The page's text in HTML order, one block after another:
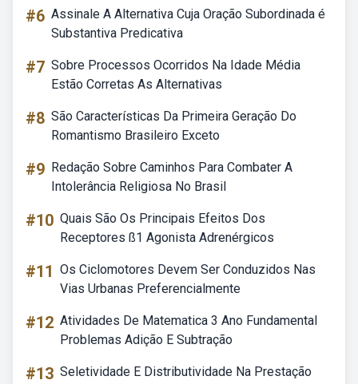
#6 Assinale A Alternativa Cuja Oração Subordinada é
Substantiva Predicativa
#7 Sobre Processos Ocorridos Na Idade Média
Estão Corretas As Alternativas
#8 São Características Da Primeira Geração Do
Romantismo Brasileiro Exceto
#9 Redação Sobre Caminhos Para Combater A
Intolerância Religiosa No Brasil
#10 Quais São Os Principais Efeitos Dos
Receptores ß1 Agonista Adrenérgicos
#11 Os Ciclomotores Devem Ser Conduzidos Nas
Vias Urbanas Preferencialmente
#12 Atividades De Matematica 3 Ano Fundamental
Problemas Adição E Subtração
#13 Seletividade E Distributividade Na Prestação